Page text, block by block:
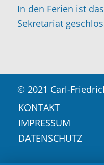
In den Ferien ist das
Sekretariat
© 2021 Carl-
KONTAKT
IMPRESSUM
DATENSCHUTZ